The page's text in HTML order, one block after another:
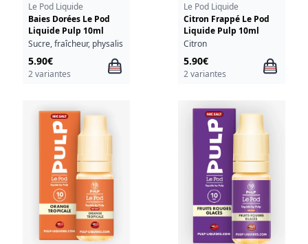
Le Pod Liquide
Baies Dorées Le Pod
Liquide Pulp 10ml
Sucre, fraîcheur, physalis
5.90€
2 variantes
Le Pod Liquide
Citron Frappé Le Pod
Liquide Pulp 10ml
Citron
5.90€
2 variantes